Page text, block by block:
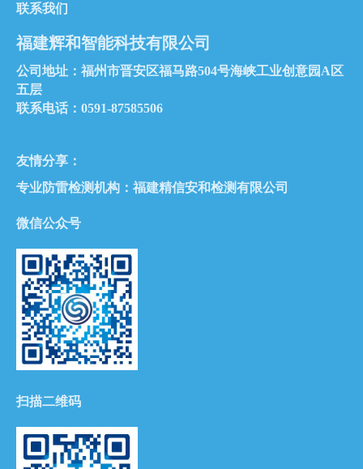
联系我们
福建辉和智能科技有限公司
公司地址：福州市晋安区福马路504号海峡工业创意园A区
五层
联系电话：0591-87585506
友情分享：
专业防雷检测机构： 福建精信安和检测有限公司
微信公众号
扫描二维码